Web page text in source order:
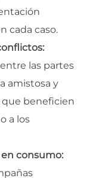
cada caso.
las partes
amistosa y
que beneficien
a los
consumo: